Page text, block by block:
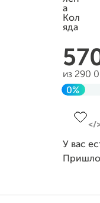
из 290
0%
У вас